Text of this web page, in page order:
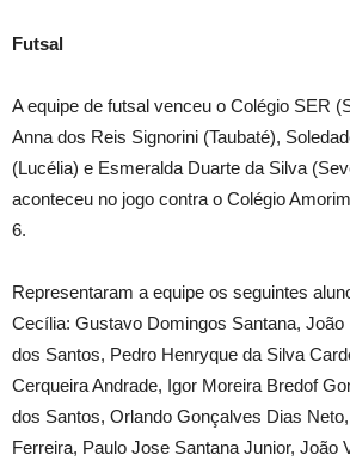
Futsal
A equipe de futsal venceu o Colégio SER
Anna dos Reis Signorini (Taubaté),
(Lucélia) e Esmeralda Duarte da Silva
aconteceu no jogo contra o Colégio
6.
Representaram a equipe os seguintes
Cecília: Gustavo Domingos Santana, João
dos Santos, Pedro Henryque da Silva
Cerqueira Andrade, Igor Moreira Bredof
dos Santos, Orlando Gonçalves Dias
Ferreira, Paulo Jose Santana Junior, João